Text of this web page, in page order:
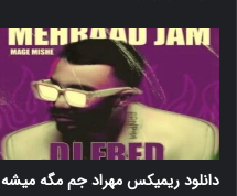
دانلود ریمیکس مهراد جم مگه میشه